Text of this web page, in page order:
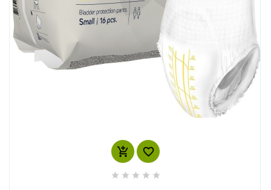
add_shopping_cart 
    